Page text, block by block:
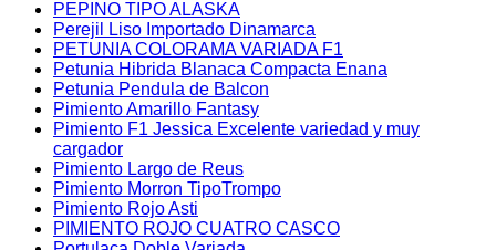
PEPINO TIPO ALASKA
Perejil Liso Importado Dinamarca
PETUNIA COLORAMA VARIADA F1
Petunia Hibrida Blanaca Compacta Enana
Petunia Pendula de Balcon
Pimiento Amarillo Fantasy
Pimiento F1 Jessica Excelente variedad y muy
cargador
Pimiento Largo de Reus
Pimiento Morron TipoTrompo
Pimiento Rojo Asti
PIMIENTO ROJO CUATRO CASCO